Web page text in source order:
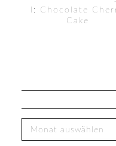
l: Chocolate
Cake